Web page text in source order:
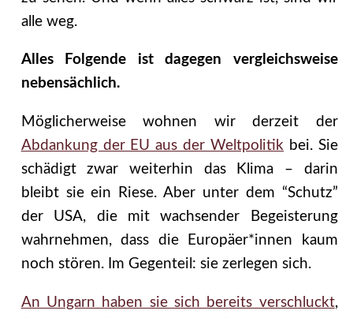
alle weg.
Alles Folgende ist dagegen vergleichsweise
nebensächlich.
Möglicherweise wohnen wir derzeit der
Abdankung der EU aus der Weltpolitik bei. Sie
schädigt zwar weiterhin das Klima – darin
bleibt sie ein Riese. Aber unter dem “Schutz”
der USA, die mit wachsender Begeisterung
wahrnehmen, dass die Europäer*innen kaum
noch stören. Im Gegenteil: sie zerlegen sich.
An Ungarn haben sie sich bereits verschluckt,